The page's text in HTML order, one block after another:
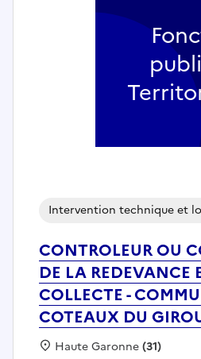
CONTROLEUR OU
DE LA REDEVANCE
COLLECTE -
COTEAUX DU
Intervention technique et
Localisation :
Haute Garonne(31)